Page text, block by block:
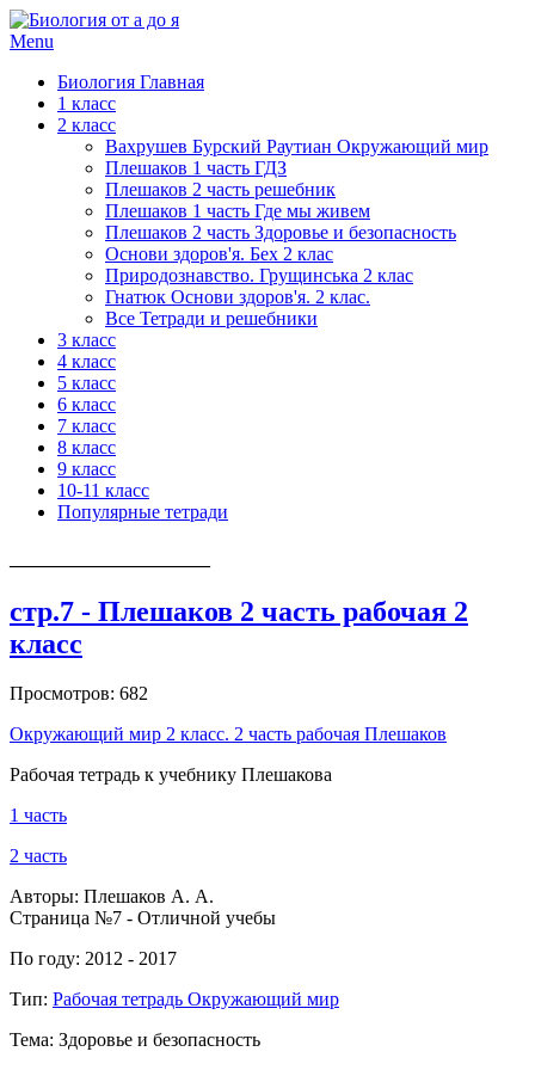
Menu
Биология Главная
1 класс
2 класс
Вахрушев Бурский Раутиан Окружающий мир
Плешаков 1 часть ГДЗ
Плешаков 2 часть решебник
Плешаков 1 часть Где мы живем
Плешаков 2 часть Здоровье и безопасность
Основи здоров'я. Бех 2 клас
Природознавство. Грущинська 2 клас
Гнатюк Основи здоров'я. 2 клас.
Все Тетради и решебники
3 класс
4 класс
5 класс
6 класс
7 класс
8 класс
9 класс
10-11 класс
Популярные тетради
стр.7 - Плешаков 2 часть рабочая 2
класс
Просмотров: 682
Окружающий мир 2 класс. 2 часть рабочая Плешаков
Рабочая тетрадь к учебнику Плешакова
1 часть
2 часть
Авторы: Плешаков А. А.
Страница №7 - Отличной учебы
По году: 2012 - 2017
Тип: Рабочая тетрадь Окружающий мир
Тема: Здоровье и безопасность